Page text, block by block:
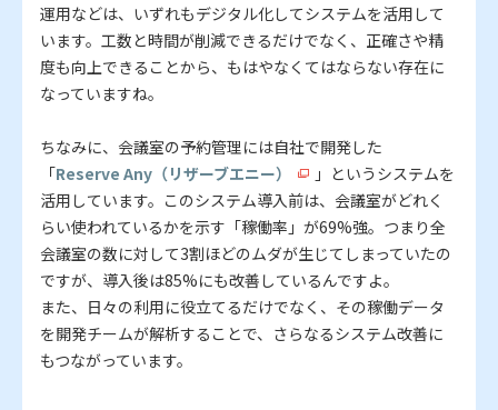
運用などは、いずれもデジタル化してシステムを活用して
います。工数と時間が削減できるだけでなく、正確さや精
度も向上できることから、もはやなくてはならない存在に
なっていますね。
ちなみに、会議室の予約管理には自社で開発した
「Reserve Any（リザーブエニー）
」というシステムを
活用しています。このシステム導入前は、会議室がどれく
らい使われているかを示す「稼働率」が69%強。つまり全
会議室の数に対して3割ほどのムダが生じてしまっていたの
ですが、導入後は85%にも改善しているんですよ。
また、日々の利用に役立てるだけでなく、その稼働データ
を開発チームが解析することで、さらなるシステム改善に
もつながっています。